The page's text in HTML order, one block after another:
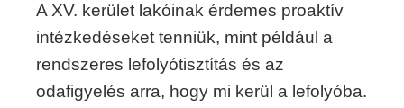
A XV. kerület lakóinak érdemes proaktív
intézkedéseket tenniük, mint például a
rendszeres lefolyótisztítás és az
odafigyelés arra, hogy mi kerül a lefolyóba.